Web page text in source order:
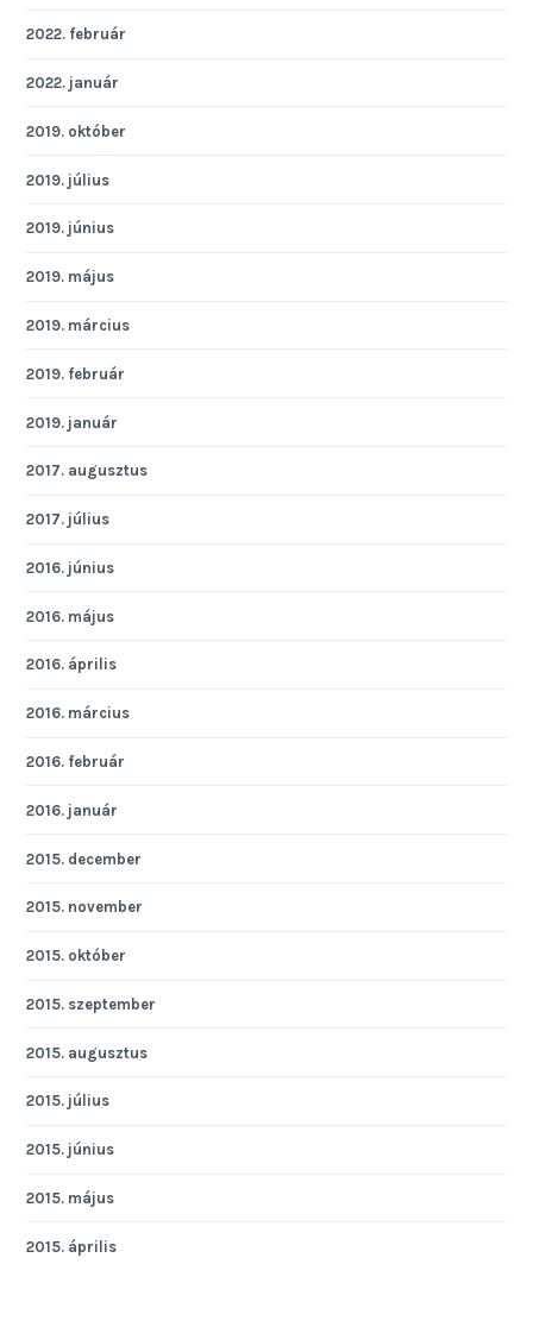
2022. február
2022. január
2019. október
2019. július
2019. június
2019. május
2019. március
2019. február
2019. január
2017. augusztus
2017. július
2016. június
2016. május
2016. április
2016. március
2016. február
2016. január
2015. december
2015. november
2015. október
2015. szeptember
2015. augusztus
2015. július
2015. június
2015. május
2015. április